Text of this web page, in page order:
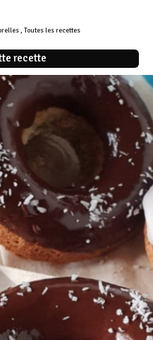
, Toutes les recettes
recette